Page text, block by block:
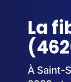
La
À Saint-